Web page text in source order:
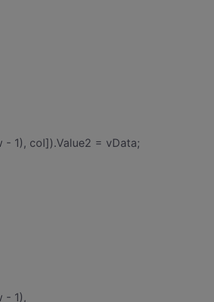
- 1), col]).Value2 = vData;
- 1),